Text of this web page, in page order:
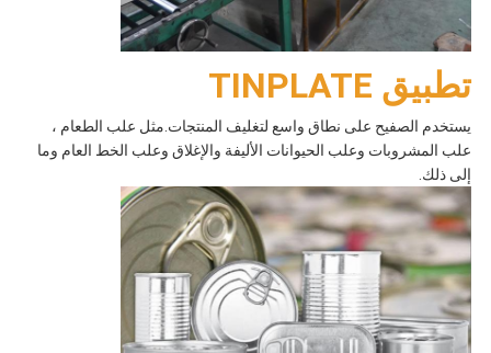
تطبيق TINPLATE
يستخدم الصفيح على نطاق واسع لتغليف المنتجات.مثل علب الطعام ،
علب المشروبات وعلب الحيوانات الأليفة والإغلاق وعلب الخط العام وما
إلى ذلك.